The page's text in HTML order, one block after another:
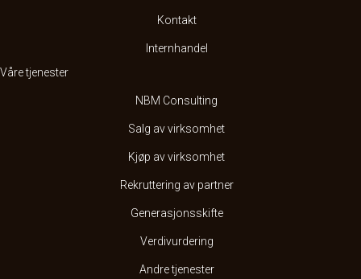
Kontakt
Internhandel
Våre tjenester
NBM Consulting
Salg av virksomhet
Kjøp av virksomhet
Rekruttering av partner
Generasjonsskifte
Verdivurdering
Andre tjenester